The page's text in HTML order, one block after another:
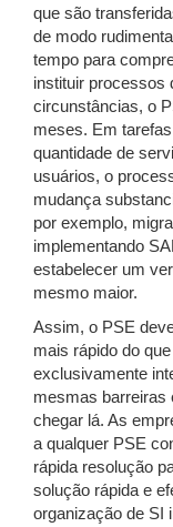
que são
de modo
tempo para
instituir processos
circunstâncias, o
meses. Em
quantidade de
usuários, o
mudança
por exemplo,
implementando
estabelecer um
mesmo maior.
Assim, o PSE
mais rápido do
exclusivamente
mesmas barreiras
chegar lá. As
a qualquer PSE
rápida resolução
solução rápida e
organização de SI